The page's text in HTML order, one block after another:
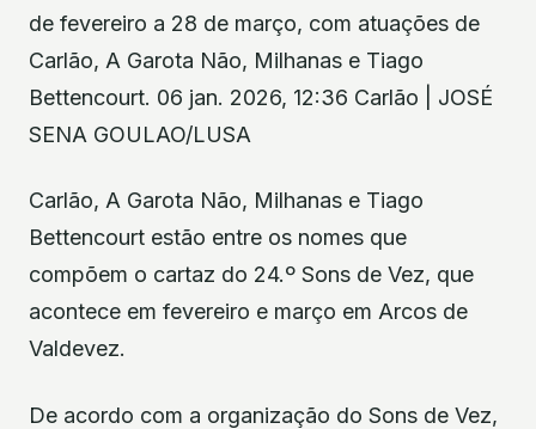
de fevereiro a 28 de março, com atuações de
Carlão, A Garota Não, Milhanas e Tiago
Bettencourt. 06 jan. 2026, 12:36 Carlão | JOSÉ
SENA GOULAO/LUSA
Carlão, A Garota Não, Milhanas e Tiago
Bettencourt estão entre os nomes que
compõem o cartaz do 24.º Sons de Vez, que
acontece em fevereiro e março em Arcos de
Valdevez.
De acordo com a organização do Sons de Vez,